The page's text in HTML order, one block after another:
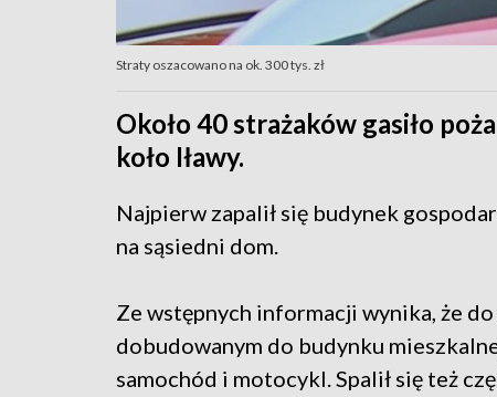
Straty oszacowano na ok. 300 tys. zł
Około 40 strażaków gasiło
koło Iławy.
Najpierw zapalił się budynek
na sąsiedni dom.
Ze wstępnych informacji wynika, że
dobudowanym do budynku
samochód i motocykl. Spalił się też